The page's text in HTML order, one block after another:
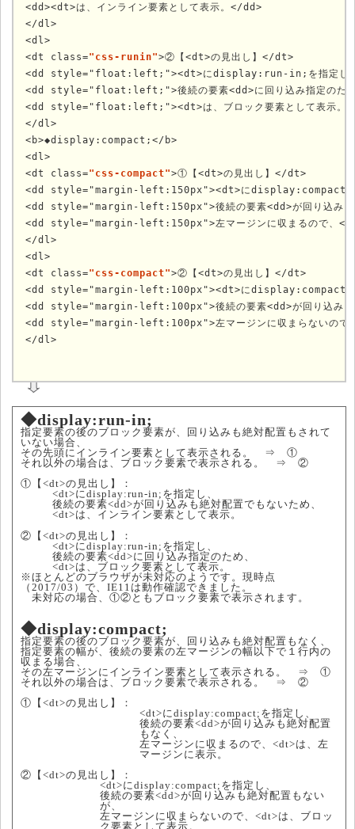
<dd><dt>は、インライン要素として表示。</dd>
</dl>
<dl>
<dt class="css-runin">②【<dt>の見出し】</dt>
<dd style="float:left;"><dt>にdisplay:run-in;を指定し
<dd style="float:left;">後続の要素<dd>に回り込み指定のた
<dd style="float:left;"><dt>は、ブロック要素として表示。
</dl>
<b>◆display:compact;</b>
<dl>
<dt class="css-compact">①【<dt>の見出し】</dt>
<dd style="margin-left:150px"><dt>にdisplay:compact;を
<dd style="margin-left:150px">後続の要素<dd>が回り込みも
<dd style="margin-left:150px">左マージンに収まるので、
</dl>
<dl>
<dt class="css-compact">②【<dt>の見出し】</dt>
<dd style="margin-left:100px"><dt>にdisplay:compact;を
<dd style="margin-left:100px">後続の要素<dd>が回り込みも
<dd style="margin-left:100px">左マージンに収まらないので、
◆display:run-in;
指定要素の後のブロック要素が、回り込みも絶対配置もされて
いない場合、
その先頭にインライン要素として表示される。 ⇒ ①
それ以外の場合は、ブロック要素で表示される。 ⇒ ②
①【<dt>の見出し】
<dt>にdisplay:run-in;を指定し、
後続の要素<dd>が回り込みも絶対配置でもないため、
<dt>は、インライン要素として表示。
②【<dt>の見出し】
<dt>にdisplay:run-in;を指定し、
後続の要素<dd>に回り込み指定のため、
<dt>は、ブロック要素として表示。
※ほとんどのブラウザが未対応のようです。現時点
（2017/03）で、IE11は動作確認できました。
未対応の場合、①②ともブロック要素で表示されます。
◆display:compact;
指定要素の後のブロック要素が、回り込みも絶対配置もなく、
指定要素の幅が、後続の要素の左マージンの幅以下で１行内の
収まる場合、
その左マージンにインライン要素として表示される。 ⇒ ①
それ以外の場合は、ブロック要素で表示される。 ⇒ ②
①【<dt>の見出し】
<dt>にdisplay:compact;を指定し、
後続の要素<dd>が回り込みも絶対配置
もなく、
左マージンに収まるので、<dt>は、左
マージンに表示。
②【<dt>の見出し】
<dt>にdisplay:compact;を指定し、
後続の要素<dd>が回り込みも絶対配置もない
が、
左マージンに収まらないので、<dt>は、ブロッ
ク要素として表示。